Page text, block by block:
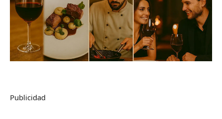
Publicidad